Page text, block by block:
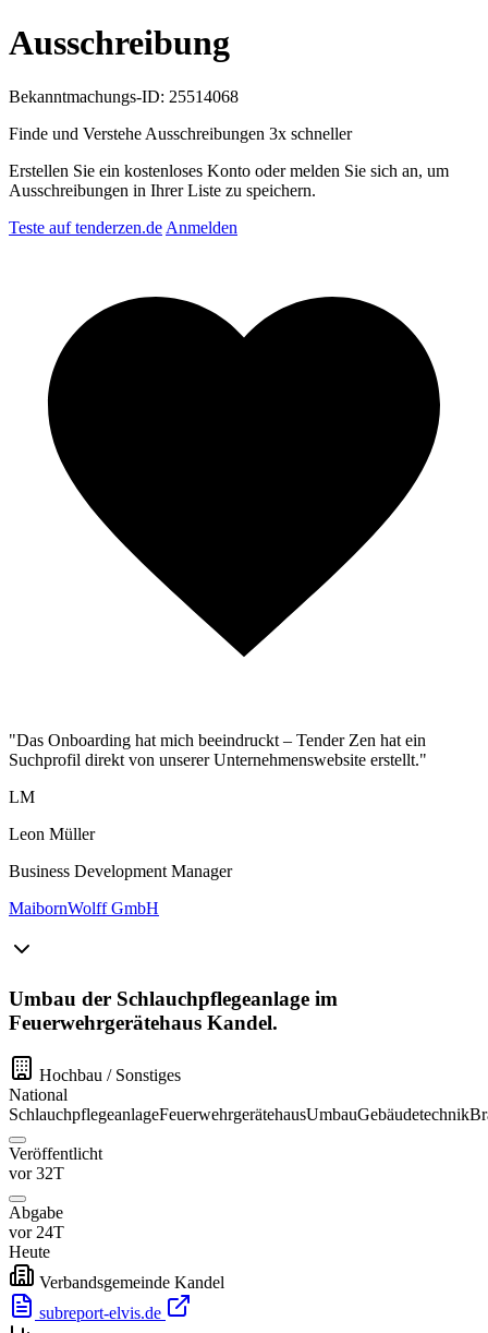
Ausschreibung
Bekanntmachungs-ID: 25514068
Finde und Verstehe Ausschreibungen 3x schneller
Erstellen Sie ein kostenloses Konto oder melden Sie sich an, um
Ausschreibungen in Ihrer Liste zu speichern.
Teste auf tenderzen.de Anmelden
"Das Onboarding hat mich beeindruckt – Tender Zen hat ein
Suchprofil direkt von unserer Unternehmenswebsite erstellt."
LM
Leon Müller
Business Development Manager
MaibornWolff GmbH
Umbau der Schlauchpflegeanlage im
Feuerwehrgerätehaus Kandel.
Hochbau / Sonstiges
National
SchlauchpflegeanlageFeuerwehrgerätehausUmbauGebäudetechnik
Veröffentlicht
vor 32T
Abgabe
vor 24T
Heute
Verbandsgemeinde Kandel
subreport-elvis.de